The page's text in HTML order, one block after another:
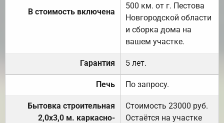
В стоимость включена
500 км. от г. Пестова
Новгородской области
и сборка дома на
вашем участке.
Гарантия 5 лет.
Печь По запросу.
Бытовка строительная
2,0х3,0 м. каркасно-
Стоимость 23000 руб.
Остаётся на участке